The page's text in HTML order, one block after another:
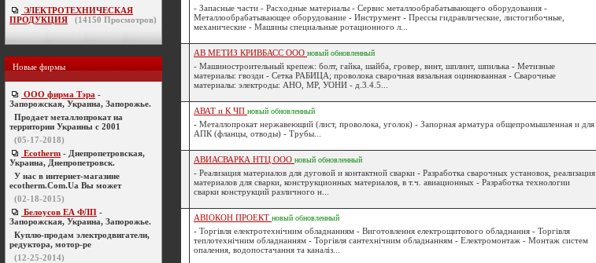
ЭЛЕКТРОТЕХНИЧЕСКАЯ
ПРОДУКЦИЯ
(14150 Просмотров)
Новые фирмы
ООО фирма Тэра -
Запорожская, Украина, Запорожье.
Продает металлопрокат на
территории Украины с 2001
(05-17-2018)
Ecotherm - Днепропетровская,
Украина, Днепропетровск.
У нас в интернет-магазине
ecotherm.Com.Ua Вы может
(02-18-2015)
Белоусов ЕА ФЛП -
Запорожская, Украина, Запорожье.
Куплю-продам электродвигатели,
редуктора, мотор-ре
(12-25-2014)
- Запасные части - Расходные материалы - Сервис металлообрабатывающего оборудования -
Металлообрабатывающее оборудование - Инструмент - Прессы гидравлические, листогибочные,
механические - Машины специальные ротационного л...
АВ МЕТИЗ КРИВБАСС ООО новый обновленный
- Машиностроительный крепеж: болт, гайка, шайба, гровер, винт, шплинт, шпилька - Метизные
материалы: гвозди - Сетка РАБИЦА; проволока сварочная вязальная оцинкованная - Сварочные
материалы: электроды: АНО, МР, УОНИ - д.3.4.5...
АВАТ и К ЧП новый обновленный
- Металлопрокат нержавеющий (лист, проволока, уголок) - Запорная арматура общепромышленная и для
АПК (фланцы, отводы) - Трубы...
АВИАСВАРКА НТЦ ООО новый обновленный
- Реализация материалов для дуговой и контактной сварки - Разработка сварочных установок, реализация
материалов для сварки, конструкционных материалов, в т.ч. авиационных - Разработка технологии
сварки конструкций различного н...
АВІОКОН ПРОЕКТ новый обновленный
- Торгівля електротехнічним обладнанням - Виготовлення електрощитового обладнання - Торгівля
теплотехнічним обладнанням - Торгівля сантехнічним обладнанням - Електромонтаж - Монтаж систем
опалення, водопостачання та каналіз...